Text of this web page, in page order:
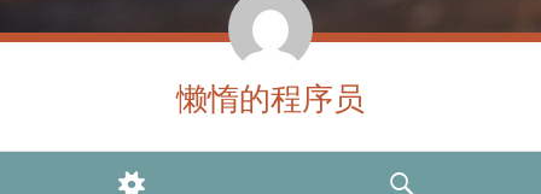
懒惰的程序员
WIDGETS
SEARCH